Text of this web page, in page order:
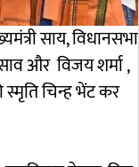
साय, विधानसभा
और विजय शर्मा ,
स्मृति चिन्ह भेंट कर